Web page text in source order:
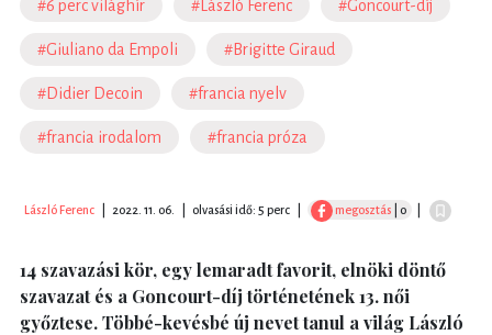
#6 perc világhír #László Ferenc #Goncourt-díj
#Giuliano da Empoli #Brigitte Giraud
#Didier Decoin #francia nyelv
#francia irodalom #francia próza
László Ferenc 2022. 11. 06. olvasási idő: 5 perc megosztás | 0
14 szavazási kör, egy lemaradt favorit, elnöki döntő
szavazat és a Goncourt-díj történetének 13. női
győztese. Többé-kevésbé új nevet tanul a világ László